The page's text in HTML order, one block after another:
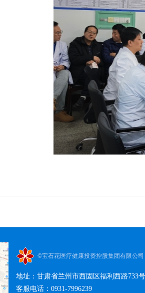
©宝石花医疗健康投资控股集团有限公
地址：甘肃省兰州市西固区福利西路733号
客服电话：0931-7996239